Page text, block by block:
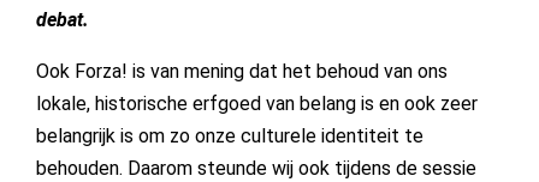
debat.
Ook Forza! is van mening dat het behoud van ons
lokale, historische erfgoed van belang is en ook zeer
belangrijk is om zo onze culturele identiteit te
behouden. Daarom steunde wij ook tijdens de sessie